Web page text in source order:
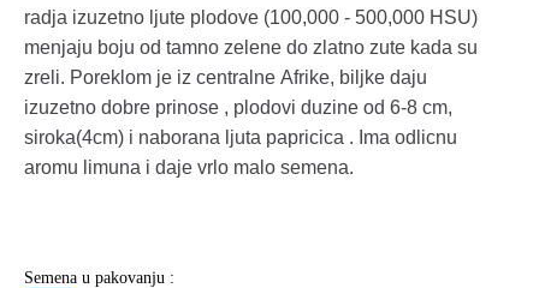
radja izuzetno ljute plodove (100,000 - 500,000 HSU)
menjaju boju od tamno zelene do zlatno zute kada su
zreli. Poreklom je iz centralne Afrike, biljke daju
izuzetno dobre prinose , plodovi duzine od 6-8 cm,
siroka(4cm) i naborana ljuta papricica . Ima odlicnu
aromu limuna i daje vrlo malo semena.
Semena u pakovanju :